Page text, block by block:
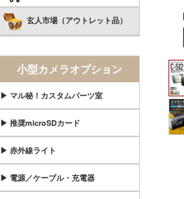
玄人市場（アウトレット品）
小型カメラオプション
▶ マル秘！カスタムパーツ室
▶ 推奨microSDカード
▶ 赤外線ライト
▶ 電源／ケーブル・充電器